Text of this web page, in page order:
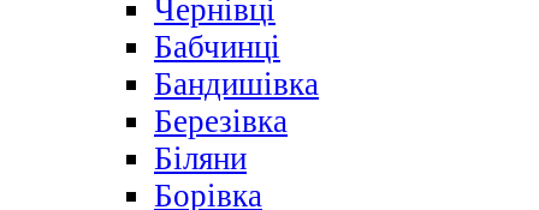
Чернівці
Бабчинці
Бандишівка
Березівка
Біляни
Борівка